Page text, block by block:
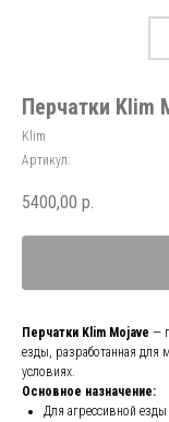
Перчатки Klim
Klim
Артикул:
5400,00 р.
Перчатки Klim Mojave —
езды, разработанная для
условиях.
Основное назначение:
Для агрессивной